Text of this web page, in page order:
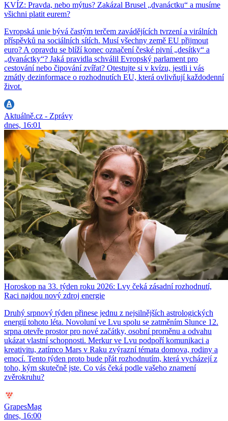
KVÍZ: Pravda, nebo mýtus? Zakázal Brusel „dvanáctku“ a musíme
všichni platit eurem?
Evropská unie bývá častým terčem zavádějících tvrzení a virálních
příspěvků na sociálních sítích. Musí všechny země EU přijmout
euro? A opravdu se blíží konec označení české pivní „desítky“ a
„dvanáctky“? Jaká pravidla schválil Evropský parlament pro
cestování nebo čipování zvířat? Otestujte si v kvízu, jestli i vás
zmátly dezinformace o rozhodnutích EU, která ovlivňují každodenní
život.
Aktuálně.cz - Zprávy
dnes, 16:01
Horoskop na 33. týden roku 2026: Lvy čeká zásadní rozhodnutí,
Raci najdou nový zdroj energie
Druhý srpnový týden přinese jednu z nejsilnějších astrologických
energií tohoto léta. Novoluní ve Lvu spolu se zatměním Slunce 12.
srpna otevře prostor pro nové začátky, osobní proměnu a odvahu
ukázat vlastní schopnosti. Merkur ve Lvu podpoří komunikaci a
kreativitu, zatímco Mars v Raku zvýrazní témata domova, rodiny a
emocí. Tento týden proto bude přát rozhodnutím, která vycházejí z
toho, kým skutečně jste. Co vás čeká podle vašeho znamení
zvěrokruhu?
GrapesMag
dnes, 16:00